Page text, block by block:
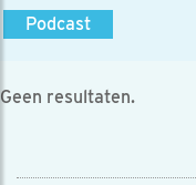
Podcast
Geen resultaten.